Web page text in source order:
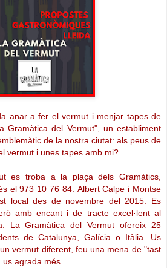
anar a fer el vermut i menjar tapes de
Gramàtica del Vermut", un establiment
de la nostra ciutat: als peus de
vermut i unes tapes amb mi?
es troba a la plaça dels Gramàtics,
el973 10 76 84. Albert Calpe i Montse
local des de novembre del 2015. Es
amb encant i de tracte excel·lent al
La Gramàtica del Vermut ofereix 25
de Catalunya, Galícia o Itàlia. Us
vermut diferent, feu una mena de "tast
us agrada més.